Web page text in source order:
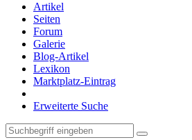
Artikel
Seiten
Forum
Galerie
Blog-Artikel
Lexikon
Marktplatz-Eintrag
Erweiterte Suche